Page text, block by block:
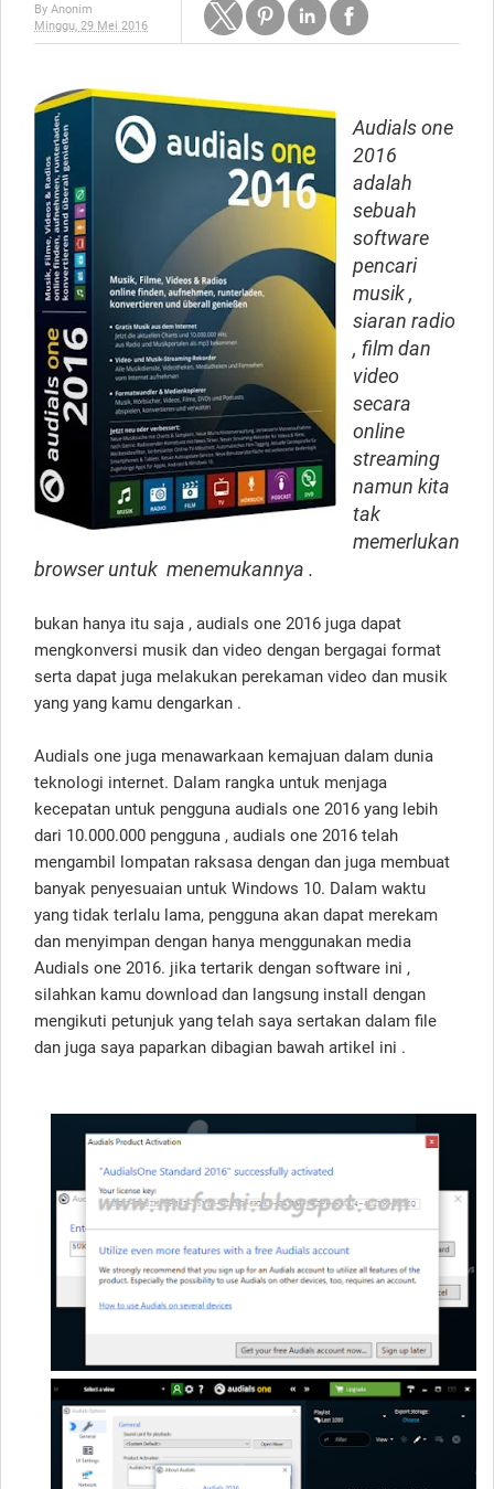
By Anonim
Minggu, 29 Mei 2016
Audials one
2016
adalah
sebuah
software
pencari
musik ,
siaran radio
, film dan
video
secara
online
streaming
namun kita
tak
memerlukan
browser untuk menemukannya .
bukan hanya itu saja , audials one 2016 juga dapat
mengkonversi musik dan video dengan bergagai format
serta dapat juga melakukan perekaman video dan musik
yang yang kamu dengarkan .
Audials one juga menawarkaan kemajuan dalam dunia
teknologi internet. Dalam rangka untuk menjaga
kecepatan untuk pengguna audials one 2016 yang lebih
dari 10.000.000 pengguna , audials one 2016 telah
mengambil lompatan raksasa dengan dan juga membuat
banyak penyesuaian untuk Windows 10. Dalam waktu
yang tidak terlalu lama, pengguna akan dapat merekam
dan menyimpan dengan hanya menggunakan media
Audials one 2016. jika tertarik dengan software ini ,
silahkan kamu download dan langsung install dengan
mengikuti petunjuk yang telah saya sertakan dalam file
dan juga saya paparkan dibagian bawah artikel ini .